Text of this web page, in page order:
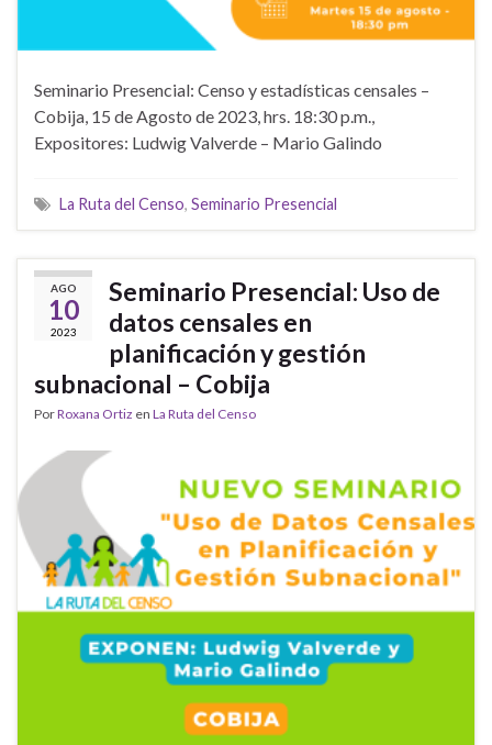
Seminario Presencial: Censo y estadísticas censales –
Cobija, 15 de Agosto de 2023, hrs. 18:30 p.m.,
Expositores: Ludwig Valverde – Mario Galindo
La Ruta del Censo, Seminario Presencial
AGO
10
2023
Seminario Presencial: Uso de
datos censales en
planificación y gestión
subnacional – Cobija
PorRoxana Ortiz en La Ruta del Censo